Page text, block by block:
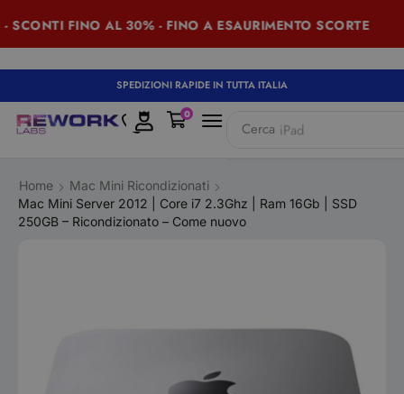
SCONTI FINO AL 30% - FINO A ESAURIMENTO SCORTE
SPEDIZIONI RAPIDE IN TUTTA ITALIA
Cerca iPad
0
Home
Mac Mini Ricondizionati
Mac Mini Server 2012 | Core i7 2.3Ghz | Ram 16Gb | SSD
250GB – Ricondizionato – Come nuovo